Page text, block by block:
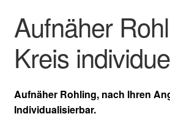
Aufnäher
Kreis
Aufnäher Rohling, nach Ihren
Individualisierbar.